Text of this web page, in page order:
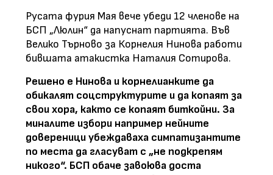
Русата фурия Мая вече убеди 12 членове на
БСП „Люлин“ да напуснат партията. Във
Велико Търново за Корнелия Нинова работи
бившата атакистка Наталия Сотирова.
Решено е Нинова и корнелианките да
обикалят соцструктурите и да копаят за
свои хора, както се копаят биткойни. За
миналите избори например нейните
довереници убеждаваха симпатизантите
по места да гласуват с „не подкрепям
никого“. БСП обаче завоюва доста